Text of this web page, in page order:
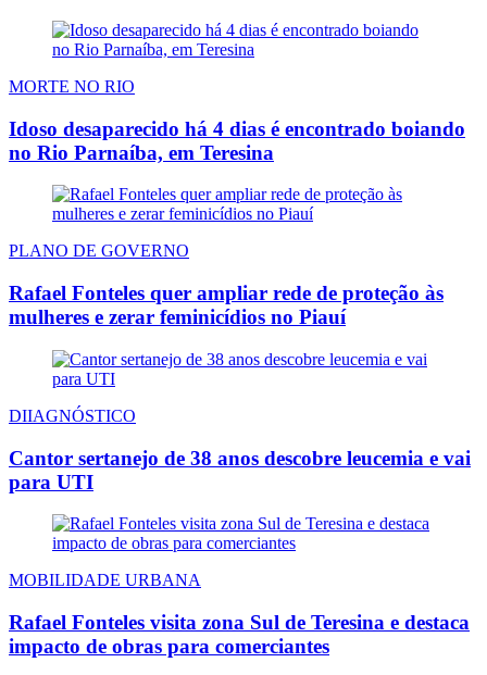
MORTE NO RIO
Idoso desaparecido há 4 dias é encontrado boiando
no Rio Parnaíba, em Teresina
PLANO DE GOVERNO
Rafael Fonteles quer ampliar rede de proteção às
mulheres e zerar feminicídios no Piauí
DIIAGNÓSTICO
Cantor sertanejo de 38 anos descobre leucemia e vai
para UTI
MOBILIDADE URBANA
Rafael Fonteles visita zona Sul de Teresina e destaca
impacto de obras para comerciantes